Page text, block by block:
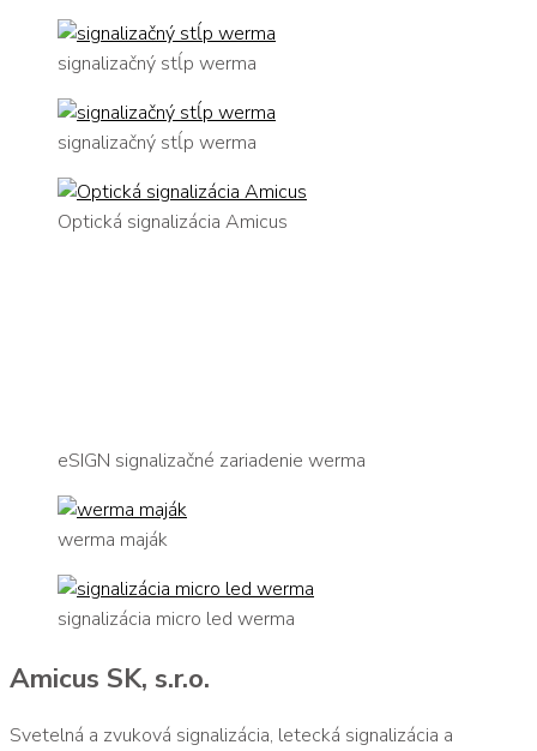
signalizačný stĺp werma
signalizačný stĺp werma
Optická signalizácia Amicus
eSIGN signalizačné zariadenie werma
werma maják
signalizácia micro led werma
Amicus SK, s.r.o.
Svetelná a zvuková signalizácia, letecká signalizácia a